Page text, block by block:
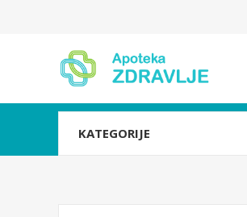
KATEGORIJE